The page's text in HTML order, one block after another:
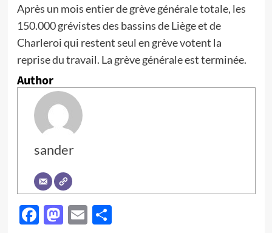
Après un mois entier de grève générale totale, les
150.000 grévistes des bassins de Liège et de
Charleroi qui restent seul en grève votent la
reprise du travail. La grève générale est terminée.
Author
sander
Facebook
Mastodon
EmailPartager